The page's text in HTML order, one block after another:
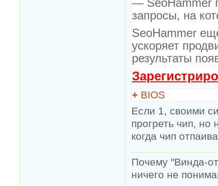
запросы, на
SeoHammer
ускоряет
результаты
+ BIOS
Если 1, своими
прогреть чип, но
когда чип
Почему "Винда-
ничего не